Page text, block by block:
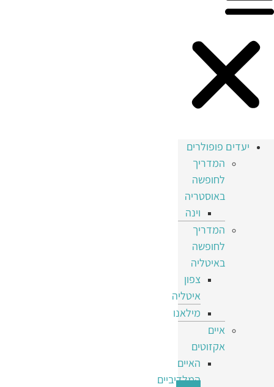
יעדים פופולרים
המדריך
לחופשה
באוסטריה
וינה
המדריך
לחופשה
באיטליה
צפון
איטליה
מילאנו
איים
אקזוטים
האיים
המלדיביים